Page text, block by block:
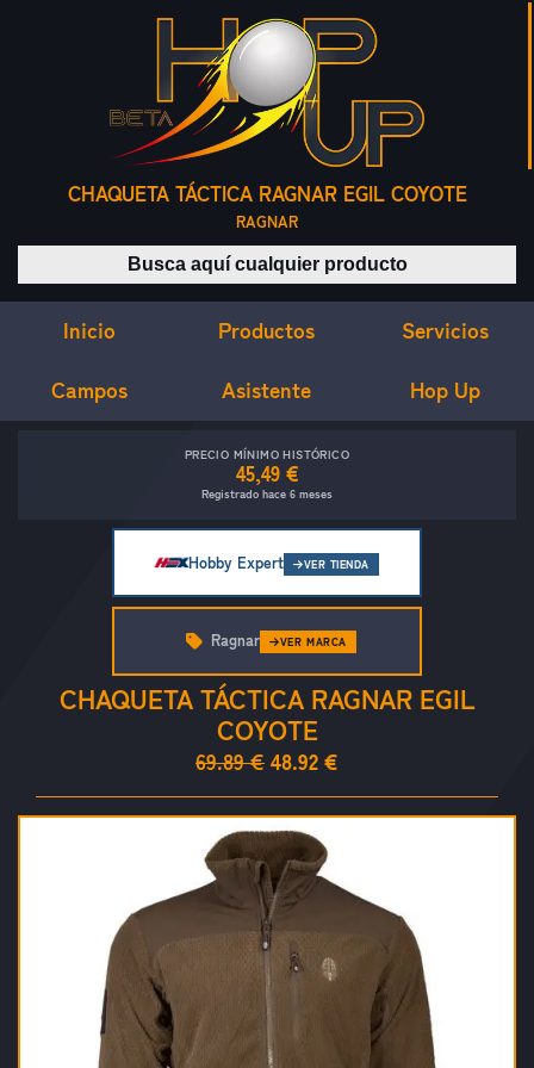
CHAQUETA TÁCTICA RAGNAR EGIL COYOTE
RAGNAR
Buscar productos
Inicio Productos Servicios
Campos Asistente Hop Up
PRECIO MÍNIMO HISTÓRICO
45,49 €
Registrado hace 6 meses
Hobby Expert VER TIENDA
CHAQUETA TÁCTICA RAGNAR EGIL
COYOTE
69.89 € 48.92 €
Ragnar VER MARCA